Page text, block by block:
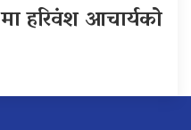
हरिवंश आचार्यको